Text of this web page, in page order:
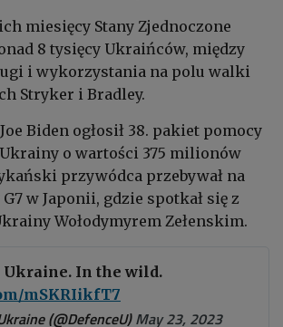
miesięcy Stany Zjednoczone
8 tysięcy Ukraińców, między
i wykorzystania na polu walki
Stryker i Bradley.
Biden ogłosił 38. pakiet pomocy
o wartości 375 milionów
przywódca przebywał na
w Japonii, gdzie spotkał się z
Wołodymyrem Zełenskim.
Ukraine. In the wild.
mSKRIikfT7
(@DefenceU)May 23, 2023